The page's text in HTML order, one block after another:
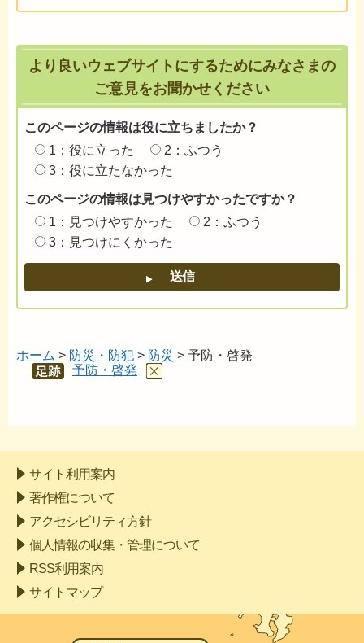
より良いウェブサイトにするためにみなさまの
ご意見をお聞かせください
このページの情報は役に立ちましたか？
1：役に立った
2：ふつう
3：役に立たなかった
このページの情報は見つけやすかったですか？
1：見つけやすかった
2：ふつう
3：見つけにくかった
ホーム > 防災・防犯 > 防災 > 予防・啓発
あし
予防・啓発
サイト利用案内
著作権について
アクセシビリティ方針
個人情報の収集・管理について
RSS利用案内
サイトマップ